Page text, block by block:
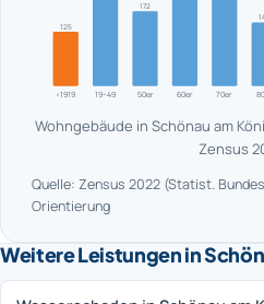
<1919
125
19–49 50er
172
60er 70er
Wohngebäude in Schönau am
Zensus
Quelle: Zensus 2022 (Statist.
Orientierung
Weitere Leistungen in